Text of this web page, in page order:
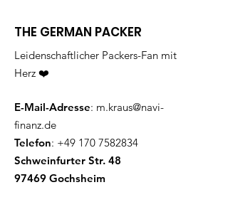
THE GERMAN PACKER
Leidenschaftlicher Packers-Fan mit
Herz ❤️
E-Mail-Adresse: m.kraus@navi-
finanz.de
Telefon: +49 170 7582834
Schweinfurter Str. 48
97469 Gochsheim